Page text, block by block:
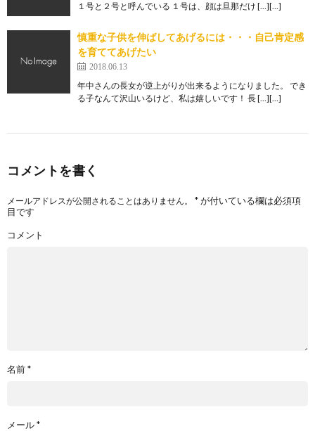
１号と２号と呼んでいる １号は、顔は旦那だけ […][…]
慎重な子供を伸ばしてあげるには・・・自己肯定感
を育ててあげたい
2018.06.13
年中さんの長女が逆上がりが出来るようになりました。 でき
る子なんて沢山いるけど、私は嬉しいです！ 長 […][…]
コメントを書く
メールアドレスが公開されることはありません。 *が付いている欄は必須項
目です
コメント
名前*
メール*